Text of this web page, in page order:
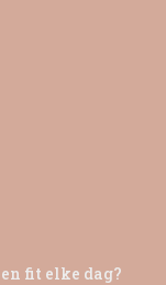
fit elke dag?